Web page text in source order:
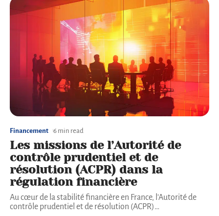
Financement 6 min read
Les missions de l’Autorité de
contrôle prudentiel et de
résolution (ACPR) dans la
régulation financière
Au cœur de la stabilité financière en France, l'Autorité de
contrôle prudentiel et de résolution (ACPR)…